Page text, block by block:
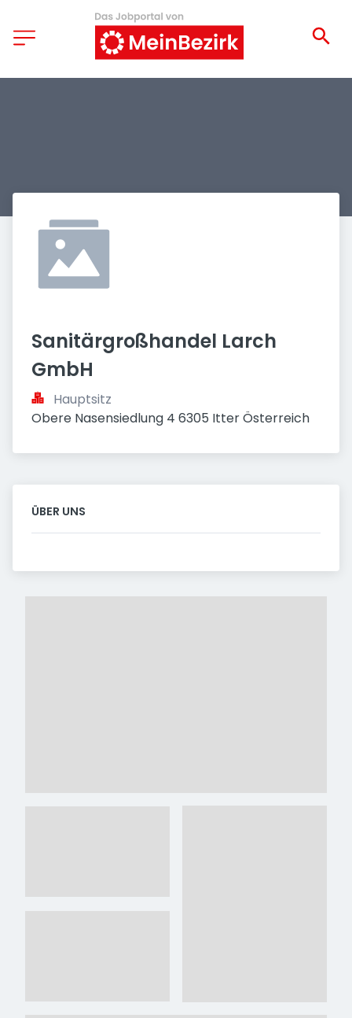
Sanitärgroßhandel Larch
GmbH
Hauptsitz
Obere Nasensiedlung 4 6305 Itter Österreich
ÜBER UNS